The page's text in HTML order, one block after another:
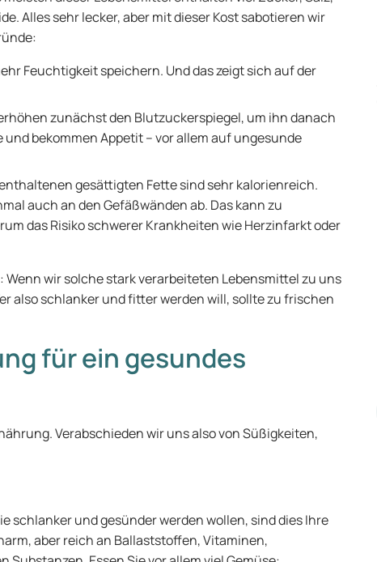
Alles sehr lecker, aber mit dieser Kost sabotieren wir
Feuchtigkeit speichern. Und das zeigt sich auf der
zunächst den Blutzuckerspiegel, um ihn danach
bekommen Appetit – vor allem auf ungesunde
gesättigten Fette sind sehr kalorienreich.
auch an den Gefäßwänden ab. Das kann zu
das Risiko schwerer Krankheiten wie Herzinfarkt oder
wir solche stark verarbeiteten Lebensmittel zu uns
also schlanker und fitter werden will, sollte zu frischen
für ein gesundes
Verabschieden wir uns also von Süßigkeiten,
schlanker und gesünder werden wollen, sind dies Ihre
aber reich an Ballaststoffen, Vitaminen,